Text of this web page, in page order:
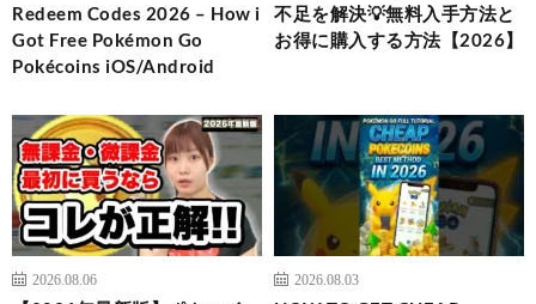
Redeem Codes 2026 – How i
Got Free Pokémon Go
Pokécoins iOS/Android
不足を解決💡無料入手方法と
お得に購入する方法【2026】
2026.08.06 2026.08.03